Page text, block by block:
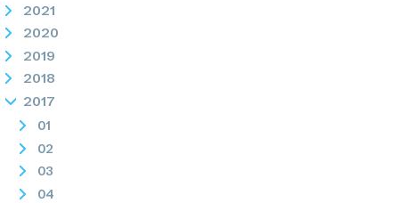
2021
2020
2019
2018
2017
01
02
03
04